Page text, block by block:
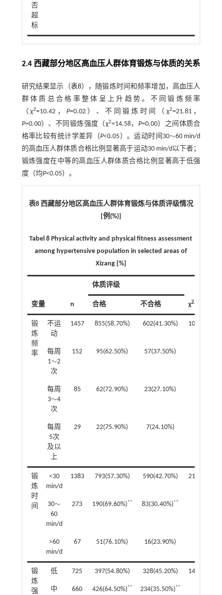
否
超
标
2.4 西藏部分地区高血压人群体育锻炼与体质的关系
研究结果显示（表8），随锻炼时间和频率增加，高血压人
群体质总合格率整体呈上升趋势。不同锻炼频率
（χ2=10.42， P=0.02）、不同锻炼时间（χ2=21.81，
P=0.00）、不同锻炼强度（χ2=14.58， P=0.00）之间体质合
格率比较有统计学差异（P<0.05）。运动时间30∼
∼60 min/d
的高血压人群体质合格比例显著高于运动30 min/d以下者；
锻炼强度在中等的高血压人群体质合格比例显著高于低强
度（均P<0.05）。
表8 西藏部分地区高血压人群体育锻炼与体质评级情况
[例(%)]
Tabel 8 Physical activity and physical fitness assessment
among hypertensive population in selected areas of
Xizang [%]
变量 n
体质评级
χ2值/
合格 不合格
锻
炼
频
率
不运
动
1457 855(58.70%) 602(41.30%) 10.42/0.02
每周
1∼
∼2
次
152 95(62.50%) 57(37.50%)
每周
3∼
∼4
次
85 62(72.90%) 23(27.10%)
每周
5次
及以
上
29 22(75.90%) 7(24.10%)
锻
炼
时
间
<30
min/d
1383 793(57.30%) 590(42.70%) 21.81/0.00
30∼
∼
60
min/d
273 190(69.60%)** 83(30.40%)**
>60
min/d
67 51(76.10%) 16(23.90%)
锻
炼
强
低 725 397(54.80%) 328(45.20%) 14.58/0.00
中 660 426(64.50%)** 234(35.50%)**